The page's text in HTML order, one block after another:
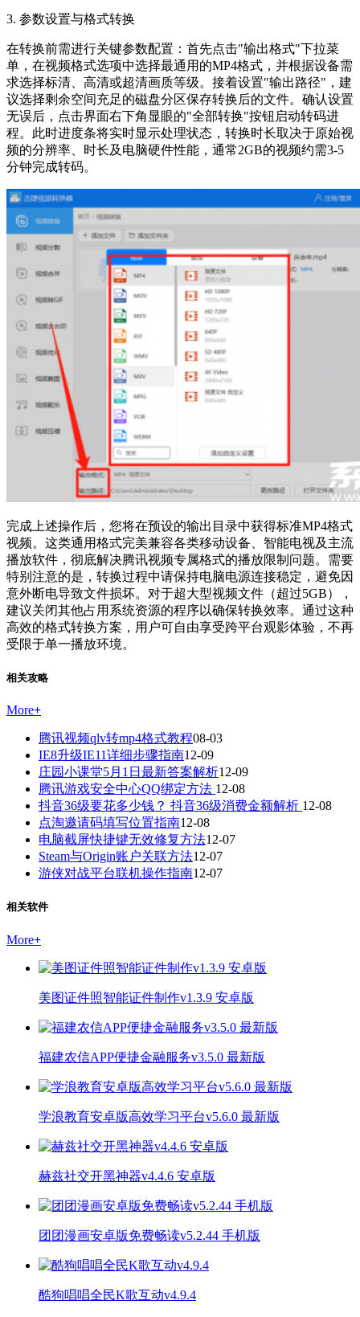
3. 参数设置与格式转换
在转换前需进行关键参数配置：首先点击"输出格式"下拉菜
单，在视频格式选项中选择最通用的MP4格式，并根据设备需
求选择标清、高清或超清画质等级。接着设置"输出路径"，建
议选择剩余空间充足的磁盘分区保存转换后的文件。确认设置
无误后，点击界面右下角显眼的"全部转换"按钮启动转码进
程。此时进度条将实时显示处理状态，转换时长取决于原始视
频的分辨率、时长及电脑硬件性能，通常2GB的视频约需3-5
分钟完成转码。
完成上述操作后，您将在预设的输出目录中获得标准MP4格式
视频。这类通用格式完美兼容各类移动设备、智能电视及主流
播放软件，彻底解决腾讯视频专属格式的播放限制问题。需要
特别注意的是，转换过程中请保持电脑电源连接稳定，避免因
意外断电导致文件损坏。对于超大型视频文件（超过5GB），
建议关闭其他占用系统资源的程序以确保转换效率。通过这种
高效的格式转换方案，用户可自由享受跨平台观影体验，不再
受限于单一播放环境。
相关攻略
More+
腾讯视频qlv转mp4格式教程08-03
IE8升级IE11详细步骤指南12-09
庄园小课堂5月1日最新答案解析12-09
腾讯游戏安全中心QQ绑定方法 12-08
抖音36级要花多少钱？ 抖音36级消费金额解析 12-08
点淘邀请码填写位置指南12-08
电脑截屏快捷键无效修复方法12-07
Steam与Origin账户关联方法12-07
游侠对战平台联机操作指南12-07
相关软件
More+
美图证件照智能证件制作v1.3.9 安卓版
福建农信APP便捷金融服务v3.5.0 最新版
学浪教育安卓版高效学习平台v5.6.0 最新版
赫兹社交开黑神器v4.4.6 安卓版
团团漫画安卓版免费畅读v5.2.44 手机版
酷狗唱唱全民K歌互动v4.9.4